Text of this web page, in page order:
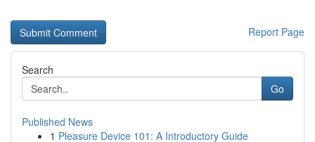
Report Page
Search
Go
Published News
1 Pleasure Device 101: A Introductory Guide